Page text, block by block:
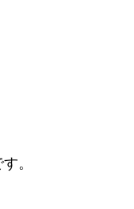
。